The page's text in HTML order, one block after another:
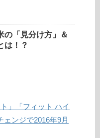
の「見分け方」＆
は！？
」「フィット ハイ
ェンジで2016年9月